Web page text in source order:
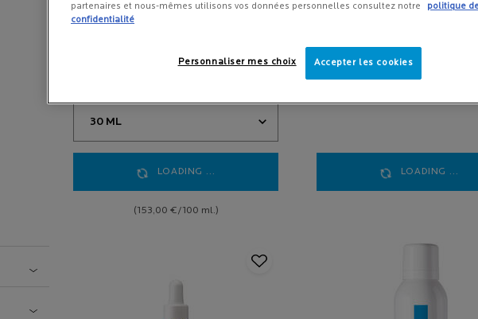
Sélectionner une Taille
LOADING ...
(153,00 €/100 ml.)
Bénéficiez des bienfaits de la
sensibles.
les signes de l'âge, raffermit la peau
LOADING ...
partenaires et nous-mêmes utilisons vos données personnelles consultez notre
politique
confidentialité
Accepter les cookies
Personnaliser mes choix